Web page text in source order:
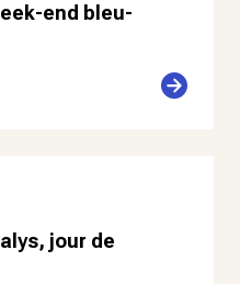
end bleu-
jour de